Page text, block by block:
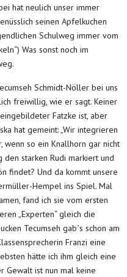
hat neulich unser immer
seinen Apfelkuchen
Schulweg immer vom
Was sonst noch im
Schmidt-Nöller bei uns
freiwillig, wie er sagt. Keiner
Fatzke ist, aber
hat gemeint: „Wir integrieren
wenn so ein Knallhorn gar nicht
starken Rudi markiert und
findet? Und da kommt unsere
Hempel ins Spiel. Mal
fand ich sie vom ersten
„Experten“ gleich die
Tecumseh gab`s schon am
Franzi eine
hätte ich ihm gleich eine
Gewalt ist nun mal keine